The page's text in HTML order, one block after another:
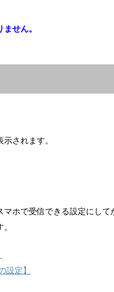
せん。
されます。
ホで受信できる設定にし
設定】